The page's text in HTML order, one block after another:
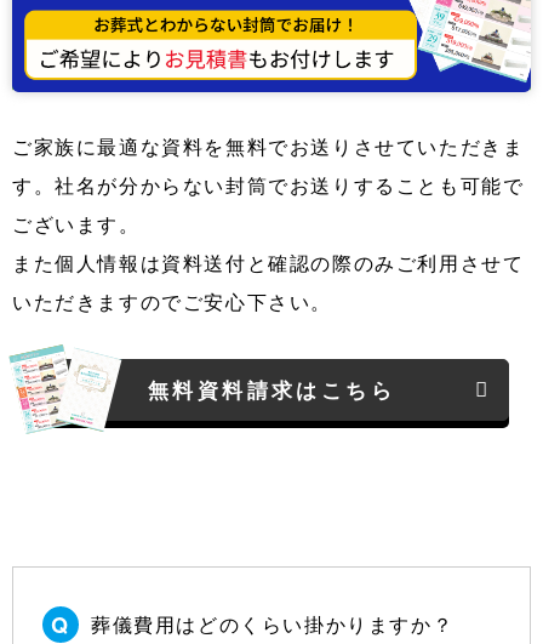
ご家族に最適な資料を無料でお送りさせていただきま
す。社名が分からない封筒でお送りすることも可能で
ございます。
また個人情報は資料送付と確認の際のみご利用させて
いただきますのでご安心下さい。
無料資料請求はこちら
葬儀費用はどのくらい掛かりますか？